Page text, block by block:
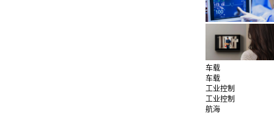
车载
车载
工业控制
工业控制
航海